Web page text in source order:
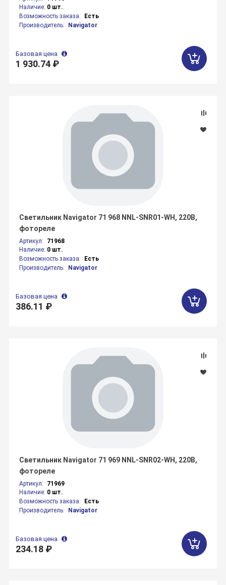
Наличие: 0 шт.
Возможность заказа:
Есть
Производитель:
Navigator
Базовая цена
1 930.74 ₽
Артикул:
71968
Наличие: 0 шт.
Возможность заказа:
Есть
Производитель:
Navigator
Светильник Navigator 71 968 NNL-SNR01-WH, 220В,
фотореле
Базовая цена
386.11 ₽
Артикул:
71969
Наличие: 0 шт.
Возможность заказа:
Есть
Производитель:
Navigator
Светильник Navigator 71 969 NNL-SNR02-WH, 220В,
фотореле
Базовая цена
234.18 ₽